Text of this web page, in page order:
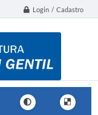
Login / Cadastro